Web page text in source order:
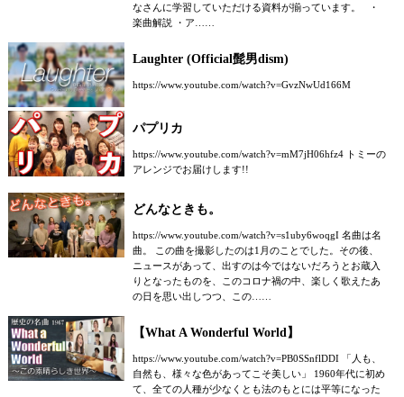
なさんに学習していただける資料が揃っています。 ・
楽曲解説 ・ア……
Laughter (Official髭男dism)
https://www.youtube.com/watch?v=GvzNwUd166M
パプリカ
https://www.youtube.com/watch?v=mM7jH06hfz4 トミーの
アレンジでお届けします!!
どんなときも。
https://www.youtube.com/watch?v=s1uby6woqgI 名曲は名
曲。 この曲を撮影したのは1月のことでした。その後、
ニュースがあって、出すのは今ではないだろうとお蔵入
りとなったものを、このコロナ禍の中、楽しく歌えたあ
の日を思い出しつつ、この……
【What A Wonderful World】
https://www.youtube.com/watch?v=PB0SSnflDDI 「人も、
自然も、様々な色があってこそ美しい」 1960年代に初め
て、全ての人種が少なくとも法のもとには平等になった